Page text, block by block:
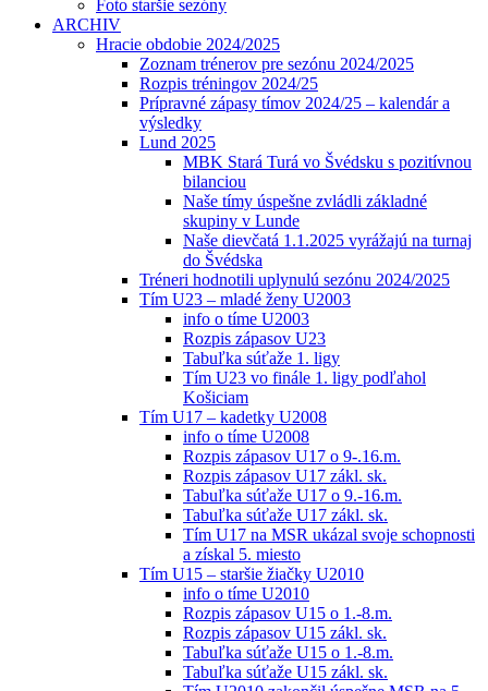
Foto staršie sezóny
ARCHIV
Hracie obdobie 2024/2025
Zoznam trénerov pre sezónu 2024/2025
Rozpis tréningov 2024/25
Prípravné zápasy tímov 2024/25 – kalendár a
výsledky
Lund 2025
MBK Stará Turá vo Švédsku s pozitívnou
bilanciou
Naše tímy úspešne zvládli základné
skupiny v Lunde
Naše dievčatá 1.1.2025 vyrážajú na turnaj
do Švédska
Tréneri hodnotili uplynulú sezónu 2024/2025
Tím U23 – mladé ženy U2003
info o tíme U2003
Rozpis zápasov U23
Tabuľka súťaže 1. ligy
Tím U23 vo finále 1. ligy podľahol
Košiciam
Tím U17 – kadetky U2008
info o tíme U2008
Rozpis zápasov U17 o 9-.16.m.
Rozpis zápasov U17 zákl. sk.
Tabuľka súťaže U17 o 9.-16.m.
Tabuľka súťaže U17 zákl. sk.
Tím U17 na MSR ukázal svoje schopnosti
a získal 5. miesto
Tím U15 – staršie žiačky U2010
info o tíme U2010
Rozpis zápasov U15 o 1.-8.m.
Rozpis zápasov U15 zákl. sk.
Tabuľka súťaže U15 o 1.-8.m.
Tabuľka súťaže U15 zákl. sk.